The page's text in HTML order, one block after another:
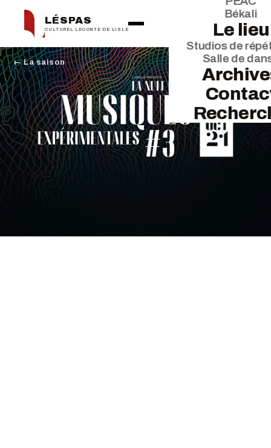
LÉSPAS
CULTUREL LECONTE DE LISLE
Békali
Le lieu
Studios de
Salle de
← La saison